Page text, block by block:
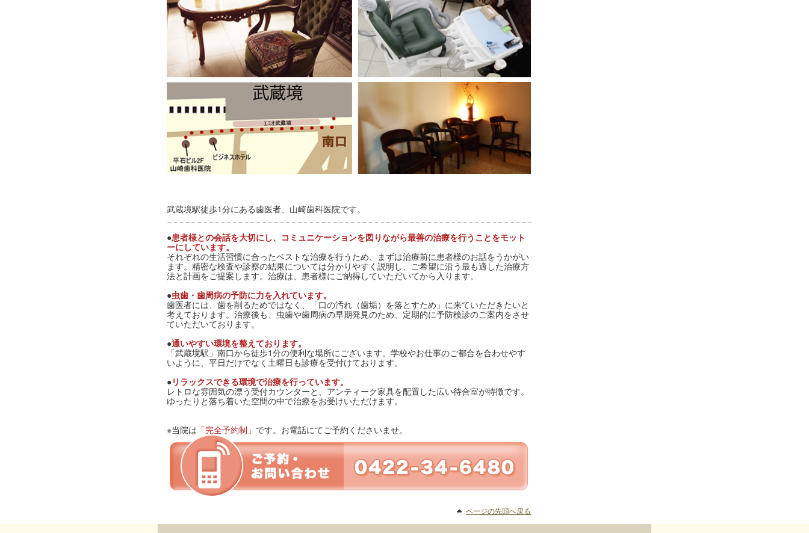
武蔵境駅徒歩1分にある歯医者、山崎歯科医院です。
●患者様との会話を大切にし、コミュニケーションを図りながら最善の治療を行うことをモット
ーにしています。
それぞれの生活習慣に合ったベストな治療を行うため、まずは治療前に患者様のお話をうかがい
ます。精密な検査や診察の結果については分かりやすく説明し、ご希望に沿う最も適した治療方
法と計画をご提案します。治療は、患者様にご納得していただいてから入ります。
●虫歯・歯周病の予防に力を入れています。
歯医者には、歯を削るためではなく、「口の汚れ（歯垢）を落とすため」に来ていただきたいと
考えております。治療後も、虫歯や歯周病の早期発見のため、定期的に予防検診のご案内をさせ
ていただいております。
●通いやすい環境を整えております。
「武蔵境駅」南口から徒歩1分の便利な場所にございます。学校やお仕事のご都合を合わせやす
いように、平日だけでなく土曜日も診療を受付けております。
●リラックスできる環境で治療を行っています。
レトロな雰囲気の漂う受付カウンターと、アンティーク家具を配置した広い待合室が特徴です。
ゆったりと落ち着いた空間の中で治療をお受けいただけます。
※当院は 「完全予約制」 です。お電話にてご予約くださいませ。
ページの先頭へ戻る